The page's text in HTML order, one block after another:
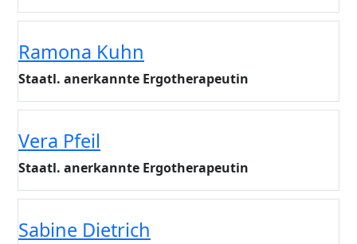
Ramona Kuhn
Staatl. anerkannte Ergotherapeutin
Vera Pfeil
Staatl. anerkannte Ergotherapeutin
Sabine Dietrich